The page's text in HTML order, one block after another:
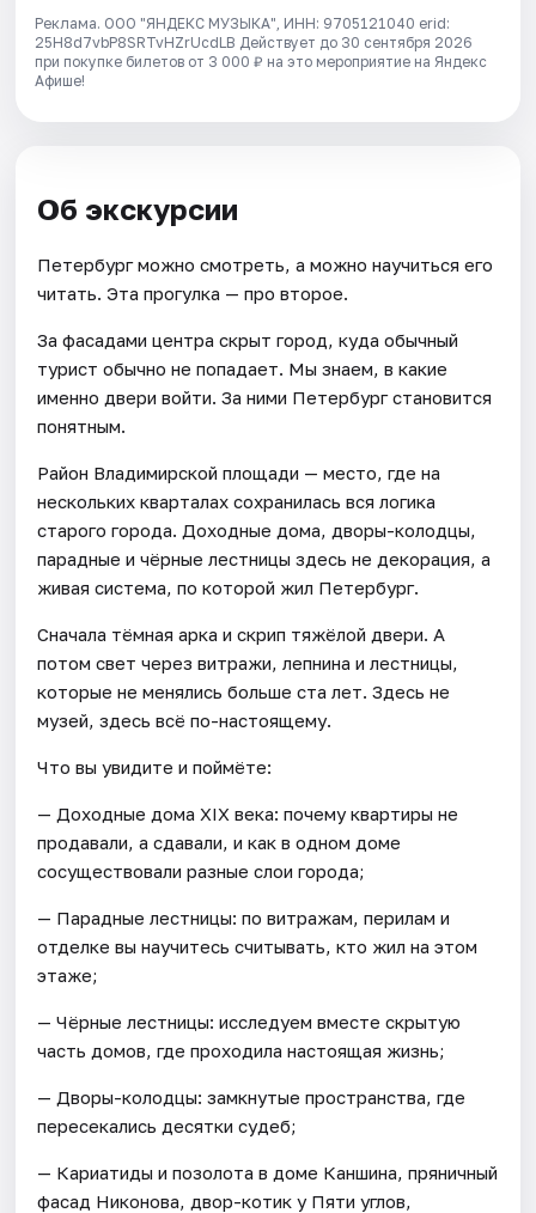
Реклама. ООО "ЯНДЕКС МУЗЫКА", ИНН: 9705121040 erid:
25H8d7vbP8SRTvHZrUcdLB Действует до 30 сентября 2026
при покупке билетов от 3 000 ₽ на это мероприятие на Яндекс
Афише!
Об экскурсии
Петербург можно смотреть, а можно научиться его
читать. Эта прогулка — про второе.
За фасадами центра скрыт город, куда обычный
турист обычно не попадает. Мы знаем, в какие
именно двери войти. За ними Петербург становится
понятным.
Район Владимирской площади — место, где на
нескольких кварталах сохранилась вся логика
старого города. Доходные дома, дворы-колодцы,
парадные и чёрные лестницы здесь не декорация, а
живая система, по которой жил Петербург.
Сначала тёмная арка и скрип тяжёлой двери. А
потом свет через витражи, лепнина и лестницы,
которые не менялись больше ста лет. Здесь не
музей, здесь всё по-настоящему.
Что вы увидите и поймёте:
— Доходные дома XIX века: почему квартиры не
продавали, а сдавали, и как в одном доме
сосуществовали разные слои города;
— Парадные лестницы: по витражам, перилам и
отделке вы научитесь считывать, кто жил на этом
этаже;
— Чёрные лестницы: исследуем вместе скрытую
часть домов, где проходила настоящая жизнь;
— Дворы-колодцы: замкнутые пространства, где
пересекались десятки судеб;
— Кариатиды и позолота в доме Каншина, пряничный
фасад Никонова, двор-котик у Пяти углов,